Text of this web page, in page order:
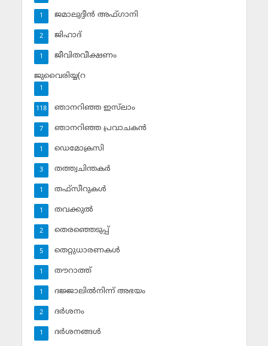
ജമാലുദ്ദീന്‍ അഫ്ഗാനി
1
ജിഹാദ്‌
2
ജീവിതവീക്ഷണം
1
ജുവൈരിയ്യ(റ
1
ഞാനറിഞ്ഞ ഇസ്‌ലാം
118
ഞാനറിഞ്ഞ പ്രവാചകന്‍
7
ഡെമോക്രസി
1
തത്ത്വചിന്തകര്‍
3
തഫ്‌സീറുകള്‍
1
തവക്കുല്‍
1
തെരഞ്ഞെടുപ്പ്
2
തെറ്റുധാരണകള്‍
5
തൗറാത്ത്
1
ദജ്ജാലില്‍നിന്ന് അഭയം
1
ദര്‍ശനം
2
ദര്‍ശനങ്ങള്‍
1